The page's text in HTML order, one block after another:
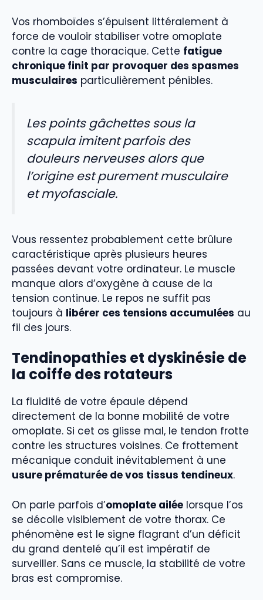
Vos rhomboïdes s’épuisent littéralement à
force de vouloir stabiliser votre omoplate
contre la cage thoracique. Cette fatigue
chronique finit par provoquer des spasmes
musculaires particulièrement pénibles.
Les points gâchettes sous la
scapula imitent parfois des
douleurs nerveuses alors que
l’origine est purement musculaire
et myofasciale.
Vous ressentez probablement cette brûlure
caractéristique après plusieurs heures
passées devant votre ordinateur. Le muscle
manque alors d’oxygène à cause de la
tension continue. Le repos ne suffit pas
toujours à libérer ces tensions accumulées au
fil des jours.
Tendinopathies et dyskinésie de
la coiffe des rotateurs
La fluidité de votre épaule dépend
directement de la bonne mobilité de votre
omoplate. Si cet os glisse mal, le tendon frotte
contre les structures voisines. Ce frottement
mécanique conduit inévitablement à une
usure prématurée de vos tissus tendineux.
On parle parfois d’omoplate ailée lorsque l’os
se décolle visiblement de votre thorax. Ce
phénomène est le signe flagrant d’un déficit
du grand dentelé qu’il est impératif de
surveiller. Sans ce muscle, la stabilité de votre
bras est compromise.